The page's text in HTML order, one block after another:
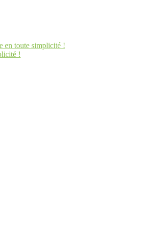
en toute simplicité !
!